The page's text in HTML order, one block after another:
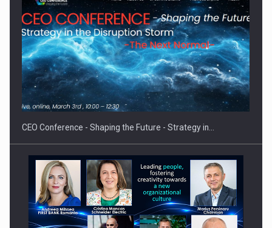
Hard Enduro Piatra Craiului 2026, fueled by benzinariile RO…
CEO Conference - Shaping the Future - Strategy in…